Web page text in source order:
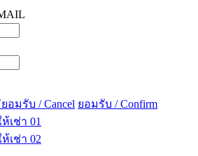
อมรับ / Cancel ยอมรับ / Confirm